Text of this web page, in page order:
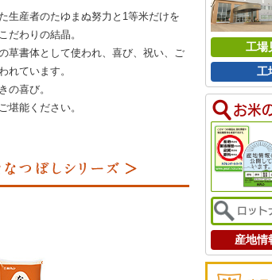
生産者のたゆまぬ努力と1等米だけを
だわりの結晶。
草書体として使われ、喜び、祝い、ご
れています。
の喜び。
堪能ください。
工場
工
お米
産地情